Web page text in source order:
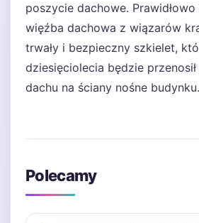
poszycie dachowe.
więźba dachowa z wiązarów
trwały i bezpieczny szkielet,
dziesięciolecia będzie
dachu na ściany nośne budynku.
Polecamy